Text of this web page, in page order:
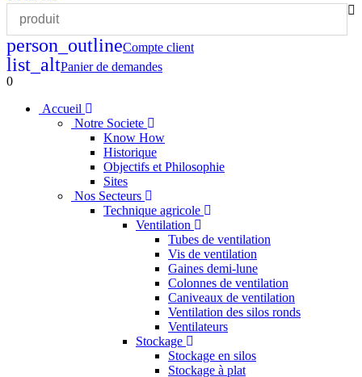
person_outlineCompte client
list_altPanier de demandes
0
Accueil
Notre Societe
Know How
Historique
Objectifs et Philosophie
Sites
Nos Secteurs
Technique agricole
Ventilation
Tubes de ventilation
Vis de ventilation
Gaines demi-lune
Colonnes de ventilation
Caniveaux de ventilation
Ventilation des silos ronds
Ventilateurs
Stockage
Stockage en silos
Stockage à plat